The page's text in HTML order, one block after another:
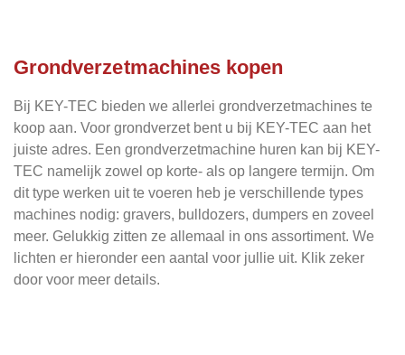
Grondverzetmachines kopen
Bij KEY-TEC bieden we allerlei grondverzetmachines te
koop aan. Voor grondverzet bent u bij KEY-TEC aan het
juiste adres. Een grondverzetmachine huren kan bij KEY-
TEC namelijk zowel op korte- als op langere termijn. Om
dit type werken uit te voeren heb je verschillende types
machines nodig: gravers, bulldozers, dumpers en zoveel
meer. Gelukkig zitten ze allemaal in ons assortiment. We
lichten er hieronder een aantal voor jullie uit. Klik zeker
door voor meer details.